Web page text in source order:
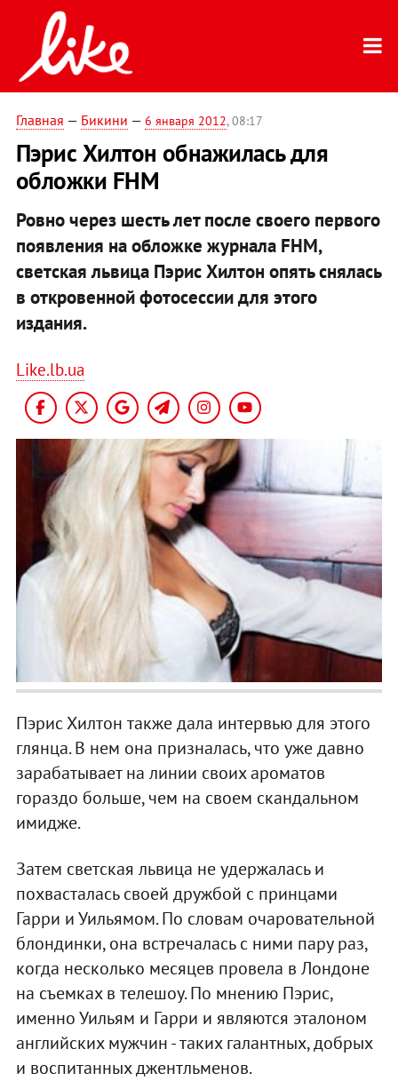
Главная — Бикини — 6 января 2012, 08:17
Пэрис Хилтон обнажилась для
обложки FHM
Ровно через шесть лет после своего первого
появления на обложке журнала FHM,
светская львица Пэрис Хилтон опять снялась
в откровенной фотосессии для этого
издания.
Like.lb.ua
Пэрис Хилтон также дала интервью для этого
глянца. В нем она призналась, что уже давно
зарабатывает на линии своих ароматов
гораздо больше, чем на своем скандальном
имидже.
Затем светская львица не удержалась и
похвасталась своей дружбой с принцами
Гарри и Уильямом. По словам очаровательной
блондинки, она встречалась с ними пару раз,
когда несколько месяцев провела в Лондоне
на съемках в телешоу. По мнению Пэрис,
именно Уильям и Гарри и являются эталоном
английских мужчин - таких галантных, добрых
и воспитанных джентльменов.